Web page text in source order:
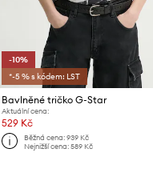
-10%
*-5 % s kódem: LST
Bavlněné tričko G-Star
Aktuální cena:
529 Kč
Běžná cena: 939 Kč
Nejnižší cena: 589 Kč